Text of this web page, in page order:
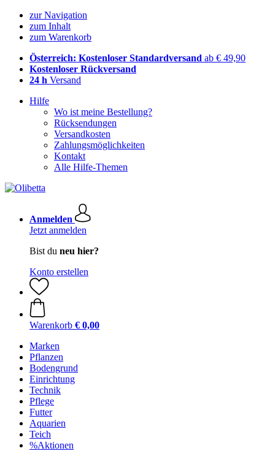
zur Navigation
zum Inhalt
zum Warenkorb
Österreich: Kostenloser Standardversand ab € 49,90
Kostenloser Rückversand
24 h Versand
Hilfe
Wo ist meine Bestellung?
Rücksendungen
Versandkosten
Zahlungsmöglichkeiten
Kontakt
Alle Hilfe-Themen
Anmelden
Jetzt anmelden
Bist du neu hier?
Konto erstellen
Warenkorb € 0,00
Marken
Pflanzen
Bodengrund
Einrichtung
Technik
Pflege
Futter
Aquarien
Teich
%Aktionen